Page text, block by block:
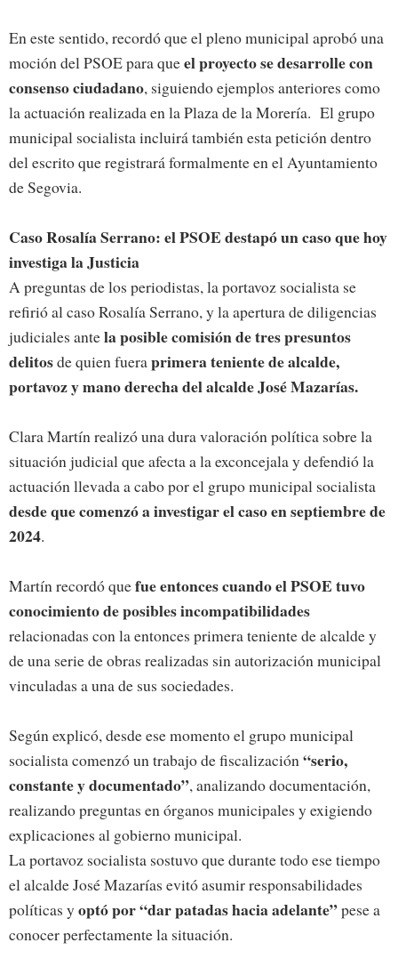
En este sentido, recordó que el pleno municipal aprobó una
moción del PSOE para queel proyecto se desarrolle con
consenso ciudadano, siguiendo ejemplos anteriores como
la actuación realizada en la Plaza de la Morería. El grupo
municipal socialista incluirá también esta petición dentro
del escrito que registrará formalmente en el Ayuntamiento
de Segovia.
Caso Rosalía Serrano: el PSOE destapó un caso que hoy
investiga la Justicia
A preguntas de los periodistas, la portavoz socialista se
refirió al caso Rosalía Serrano, y la apertura de diligencias
judiciales antela posiblecomisión de tres presuntos
delitosde quien fueraprimera teniente de alcalde,
portavoz y mano derecha del alcalde José Mazarías.
Clara Martín realizó una dura valoración política sobre la
situación judicial que afecta a la exconcejala y defendió la
actuación llevada a cabo por el grupo municipal socialista
desde que comenzó a investigar el caso en septiembre de
2024.
Martín recordó quefue entonces cuando el PSOE tuvo
conocimiento de posibles incompatibilidades
relacionadas con la entonces primera teniente de alcalde y
de una serie de obras realizadas sin autorización municipal
vinculadas a una de sus sociedades.
Según explicó, desde ese momento el grupo municipal
socialista comenzó un trabajo de fiscalización“serio,
constante y documentado”, analizando documentación,
realizando preguntas en órganos municipales y exigiendo
explicaciones al gobierno municipal.
La portavoz socialista sostuvo que durante todo ese tiempo
el alcalde José Mazarías evitó asumir responsabilidades
políticas yoptó por “dar patadas hacia adelante”pese a
conocer perfectamente la situación.